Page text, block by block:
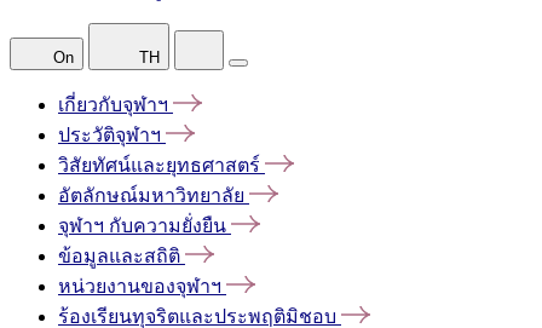
On TH
เกี่ยวกับจุฬาฯ
ประวัติจุฬาฯ
วิสัยทัศน์และยุทธศาสตร์
อัตลักษณ์มหาวิทยาลัย
จุฬาฯ กับความยั่งยืน
ข้อมูลและสถิติ
หน่วยงานของจุฬาฯ
ร้องเรียนทุจริตและประพฤติมิชอบ